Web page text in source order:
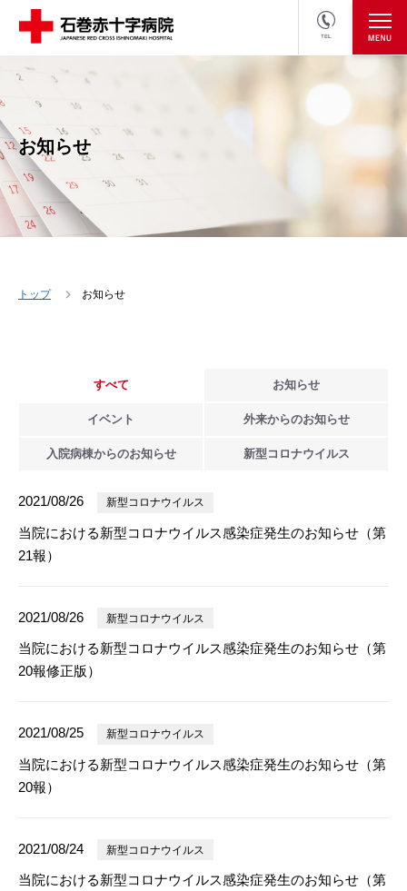
TEL
医療関係者の方
お知らせ
トップ お知らせ
すべて お知らせ
イベント 外来からのお知らせ
入院病棟からのお知らせ 新型 コロナウイルス
2021/08/26 新型コロナウイルス
当院における新型コロナウイルス感染症発生のお知らせ（第
21報）
2021/08/26 新型コロナウイルス
当院における新型コロナウイルス感染症発生のお知らせ（第
20報修正版）
2021/08/25 新型コロナウイルス
当院における新型コロナウイルス感染症発生のお知らせ（第
20報）
2021/08/24 新型コロナウイルス
当院における新型コロナウイルス感染症発生のお知らせ（第